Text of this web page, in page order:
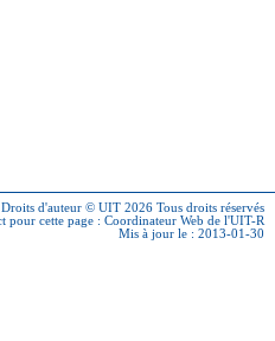
Droits d'auteur © UIT 2026 Tous droits réservés
pour cette page : Coordinateur Web de l'UIT-R
Mis à jour le : 2013-01-30